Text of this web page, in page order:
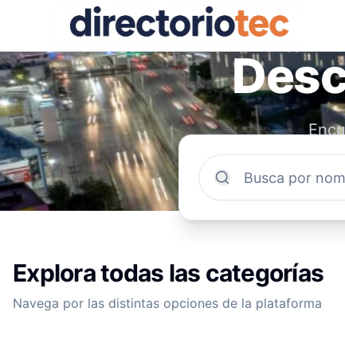
Explora todas las categorías
Navega por las distintas opciones de la plataforma